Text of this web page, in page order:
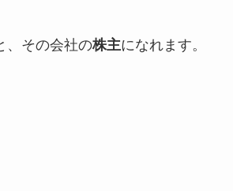
、その会社の株主になれます。